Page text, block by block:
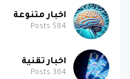
اخبار متنوعة
584
اخبار تقنية
364